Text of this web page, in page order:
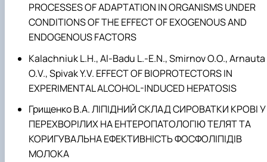
PROCESSES OF ADAPTATION IN ORGANISMS UNDER
CONDITIONS OF THE EFFECT OF EXOGENOUS AND
ENDOGENOUS FACTORS
Kalachniuk L.H., Al-Badu L.-E.N., Smirnov O.O., Arnauta
O.V., Spivak Y.V. EFFECT OF BIOPROTECTORS IN
EXPERIMENTAL ALCOHOL-INDUCED HEPATOSIS
Грищенко В.А. ЛІПІДНИЙ СКЛАД СИРОВАТКИ КРОВІ У
ПЕРЕХВОРІЛИХ НА ЕНТЕРОПАТОЛОГІЮ ТЕЛЯТ ТА
КОРИГУВАЛЬНА ЕФЕКТИВНІСТЬ ФОСФОЛІПІДІВ
МОЛОКА